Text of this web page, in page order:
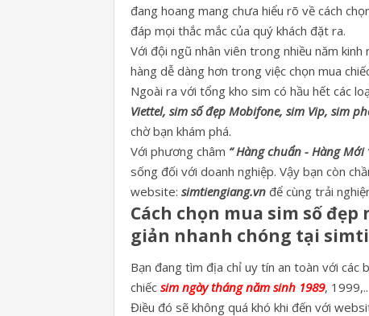
đang hoang mang chưa hiểu rõ về cách
đáp mọi thắc mắc của quý khách đặt ra.
Với đội ngũ nhân viên trong nhiều năm
hàng dễ dàng hơn trong việc chọn mua
Ngoài ra với tổng kho sim có hầu hết các
Viettel, sim số đẹp Mobifone, sim Vip, sim
chờ bạn khám phá.
Với phương châm “ Hàng chuẩn - Hàng Mới
sống đối với doanh nghiệp. Vậy bạn còn
website: simtiengiang.vn để cùng trải
Cách chọn mua sim số
giản nhanh chóng tại
Bạn đang tìm địa chỉ uy tín an toàn với các
chiếc sim ngày tháng năm sinh 1989, 1999,..
Điều đó sẽ không quá khó khi đến với